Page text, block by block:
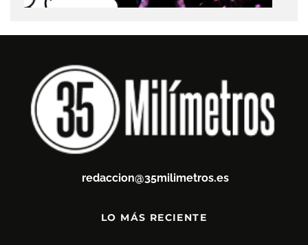
redaccion@35milimetros.es
LO MÁS RECIENTE